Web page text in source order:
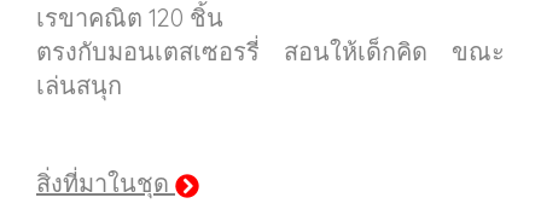
เรขาคณิต 120 ชิ้น
ตรงกับมอนเตสเซอรรี่ สอนให้เด็กคิด ขณะ
เล่นสนุก
สิ่งที่มาในชุด